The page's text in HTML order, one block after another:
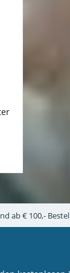
ab € 100,-